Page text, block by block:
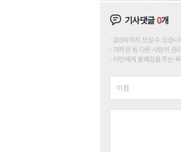
기사댓글0개
200자까지 쓰실 수 있습
저작권 등 다른 사람의 권
타인에게 불쾌감을 주는